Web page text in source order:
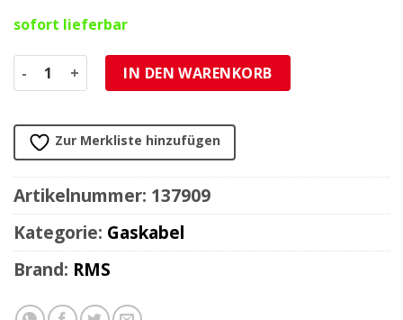
sofort lieferbar
Gaskabel komplett Aprilia SR 125 1999-2001 Menge
IN DEN WARENKORB
Zur Merkliste hinzufügen
Artikelnummer: 137909
Kategorie: Gaskabel
Brand: RMS